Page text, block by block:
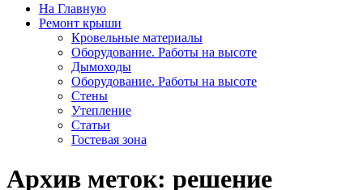
На Главную
Ремонт крыши
Кровельные материалы
Оборудование. Работы на высоте
Дымоходы
Оборудование. Работы на высоте
Стены
Утепление
Статьи
Гостевая зона
Архив меток: решение